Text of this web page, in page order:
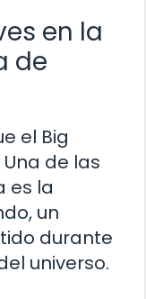
en la
de
el Big
de las
es la
un
durante
universo.